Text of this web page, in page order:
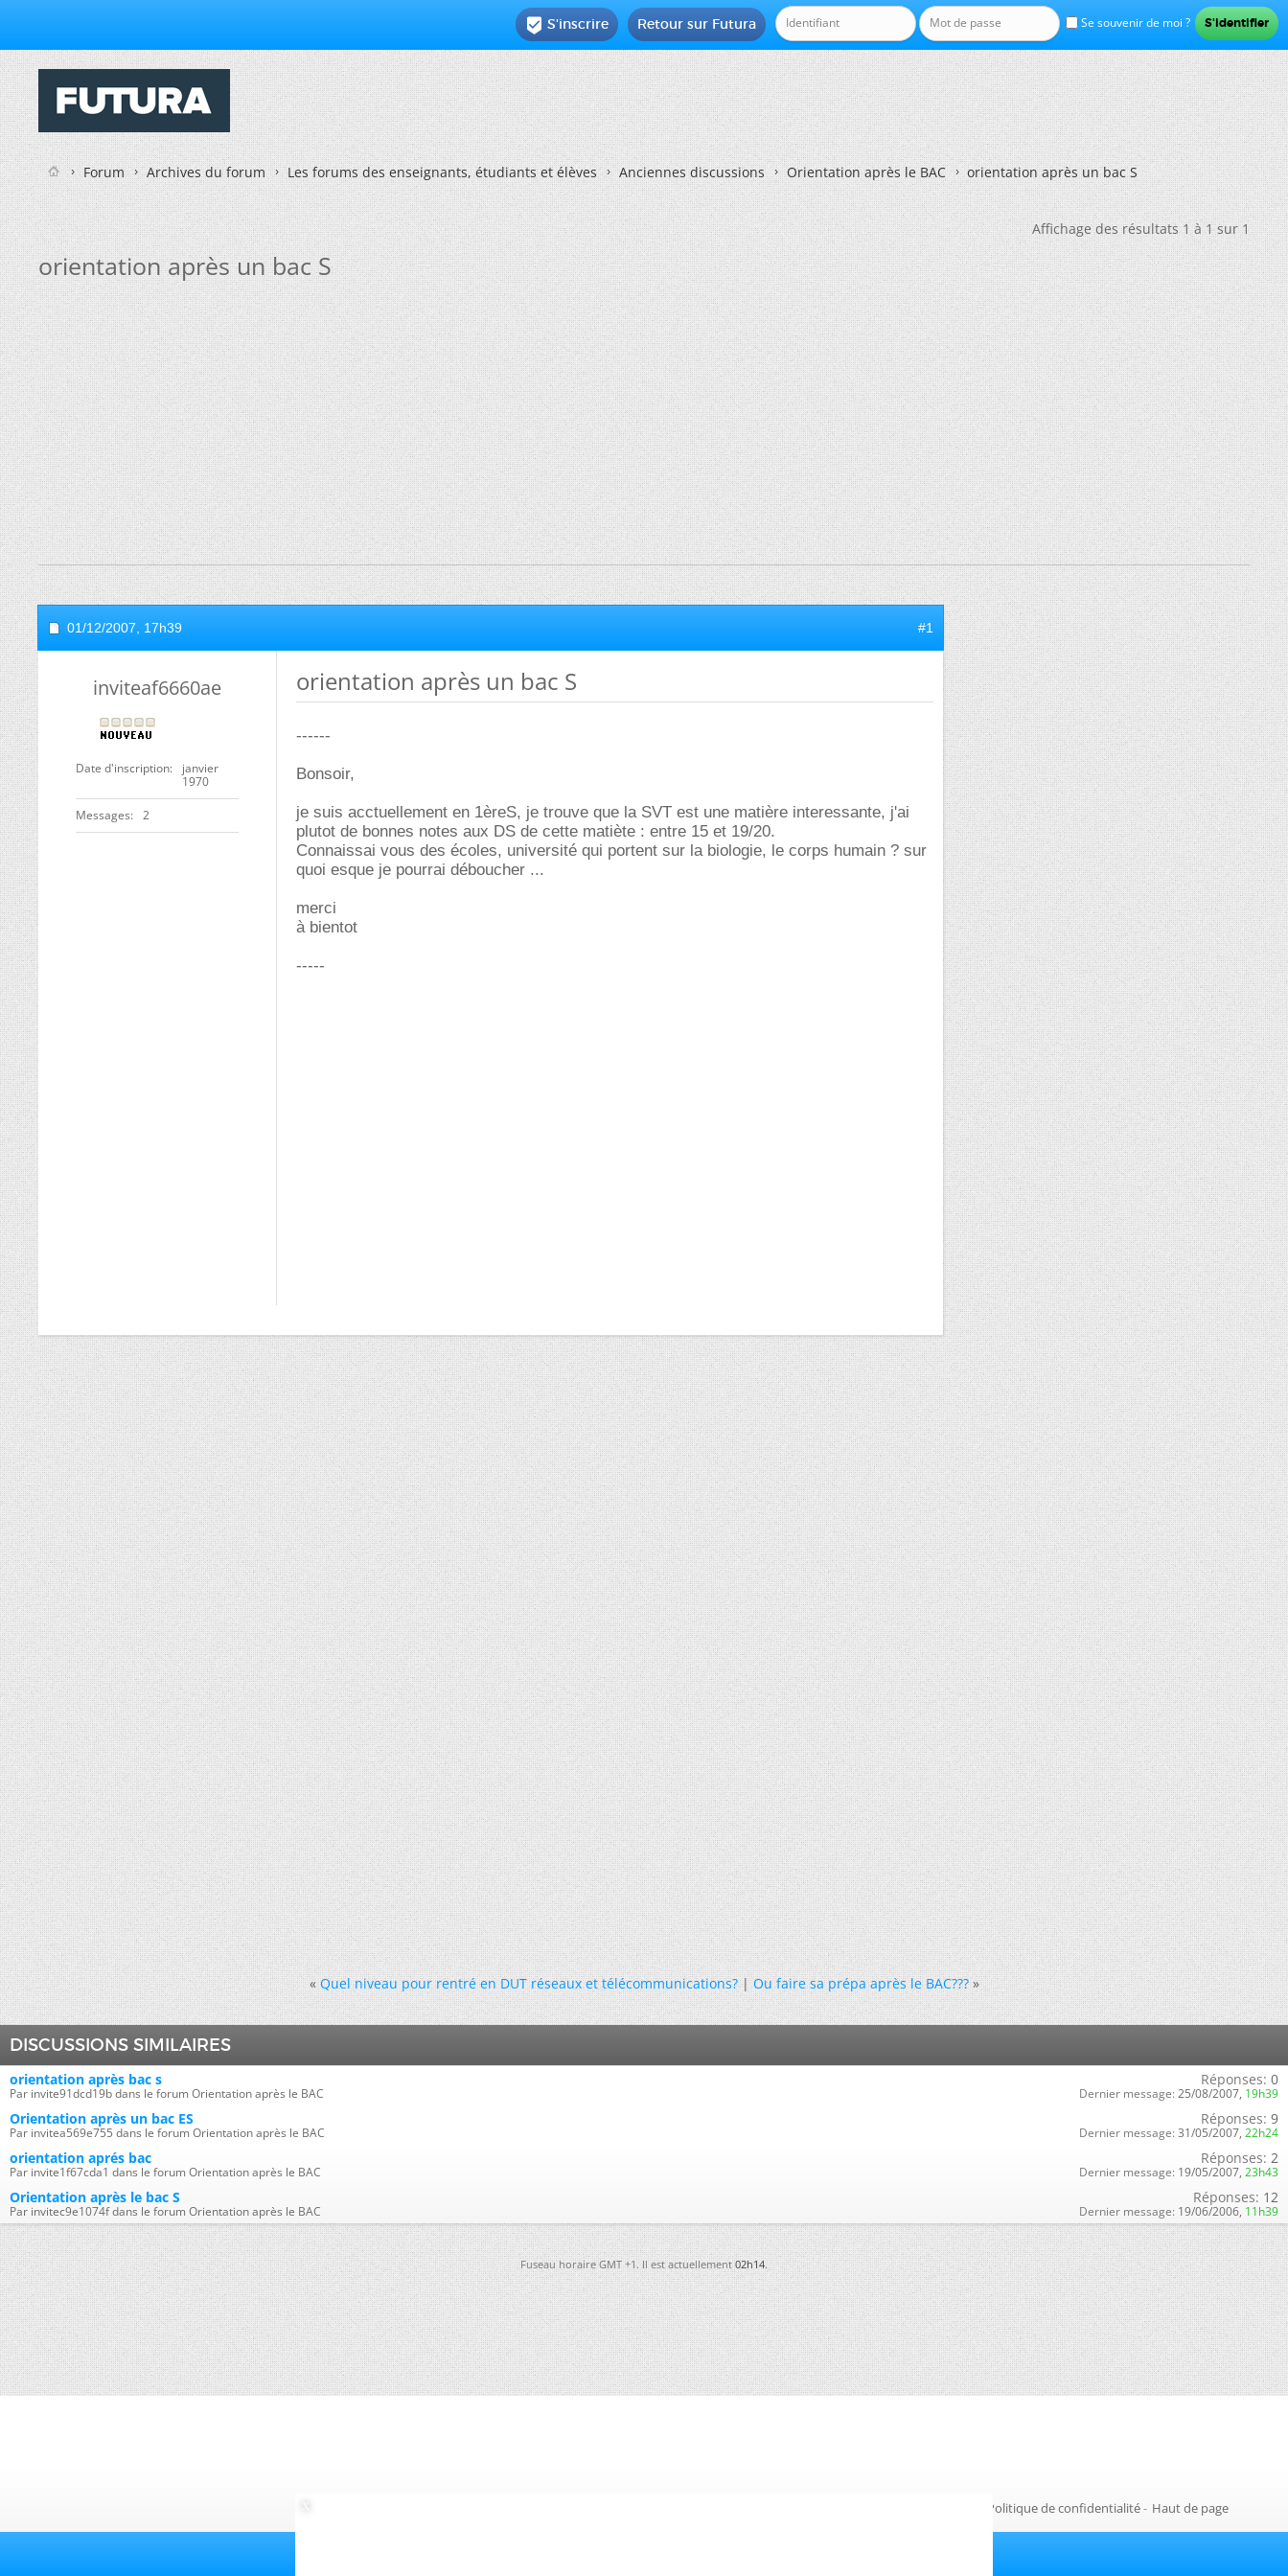
Se souvenir de moi ?
Retour sur Futura
 S'inscrire
Forum Archives du forum Les forums des enseignants, étudiants et élèves Anciennes discussions Orientation après le BAC orientation après un bac S
Affichage des résultats 1 à 1 sur 1
orientation après un bac S
01/12/2007, 17h39 #1
inviteaf6660ae
Date d'inscription
janvier
1970
Messages 2
orientation après un bac S
------
Bonsoir,
je suis acctuellement en 1èreS, je trouve que la SVT est une matière interessante, j'ai
plutot de bonnes notes aux DS de cette matiète : entre 15 et 19/20.
Connaissai vous des écoles, université qui portent sur la biologie, le corps humain ? sur
quoi esque je pourrai déboucher ...
merci
à bientot
-----
« Quel niveau pour rentré en DUT réseaux et télécommunications?|Ou faire sa prépa après le BAC??? »
DISCUSSIONS SIMILAIRES
orientation après bac s
Par invite91dcd19b dans le forum Orientation après le BAC
Réponses: 0
Dernier message: 25/08/2007, 19h39
Orientation après un bac ES
Par invitea569e755 dans le forum Orientation après le BAC
Réponses: 9
Dernier message: 31/05/2007, 22h24
orientation aprés bac
Par invite1f67cda1 dans le forum Orientation après le BAC
Réponses: 2
Dernier message: 19/05/2007, 23h43
Orientation après le bac S
Par invitec9e1074f dans le forum Orientation après le BAC
Réponses: 12
Dernier message: 19/06/2006, 11h39
Fuseau horaire GMT +1. Il est actuellement02h14.
Politique de confidentialité- Haut de page